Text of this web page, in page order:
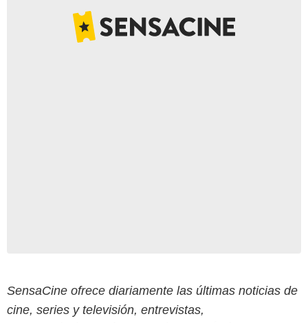
SensaCine ofrece diariamente las últimas noticias de
cine, series y televisión, entrevistas,